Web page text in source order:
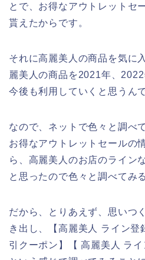
とで、お得なアウトレットセ
貰えたからです。
それに高麗美人の商品を気に
麗美人の商品を2021年、
今後も利用していくと思うん
なので、ネットで色々と調べ
お得なアウトレットセールの
ら、高麗美人のお店のライン
と思ったので色々と調べてみ
だから、とりあえず、思いつ
き出し、【高麗美人 ライン登
引クーポン】【 高麗美人 ライ